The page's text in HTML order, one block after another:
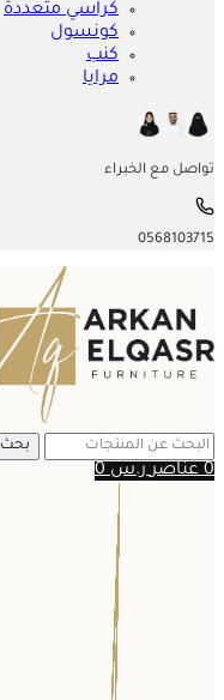
كراسي متعددة
كونسول
كنب
مرايا
تواصل مع الخبراء
0568103715
بحث
0 عناصر ر.س0